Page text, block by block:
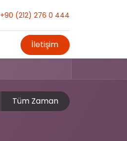
+90 (212) 276 0 444
İletişim
Tüm Zaman